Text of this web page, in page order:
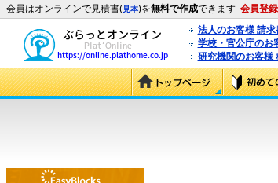
会員はオンラインで見積書(見本)を無料で作成できます 会員登
法人のお客様 請
学校・官公庁のお
研究機関のお客様